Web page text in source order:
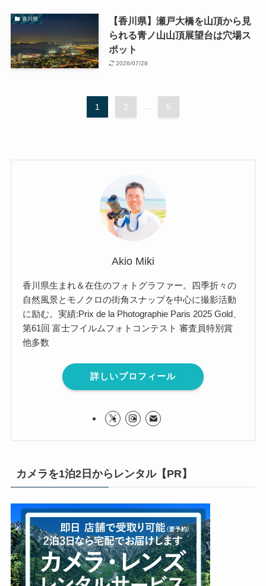
香川県
【香川県】瀬戸大橋を山頂から見
られる青ノ山山頂展望台は穴場ス
ポット
2026/07/28
1 2 ... 5
Akio Miki
香川県生まれ＆在住のフォトグラファー。四季折々の
自然風景とモノクロの街角スナップを中心に撮影活動
に励む。実績:Prix de la Photographie Paris 2025 Gold、
第61回 富士フイルムフォトコンテスト 審査員特別賞
他多数
詳しいプロフィール
カメラを1泊2日からレンタル【PR】